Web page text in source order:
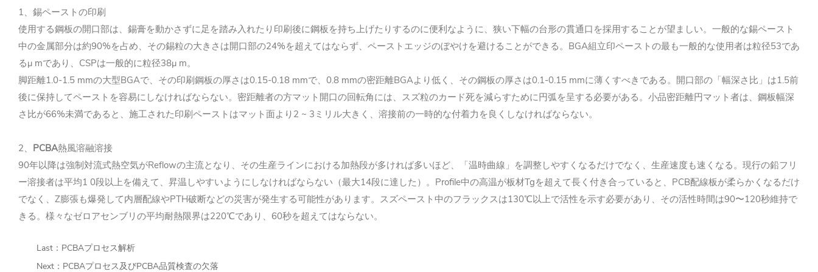
1、錫ペーストの印刷
使用する鋼板の開口部は、錫膏を動かさずに足を踏み入れたり印刷後に鋼板を持ち上げたりするのに便利なように、狭い下幅の台形の貫通口を採用することが望ましい。一般的な錫ペースト
中の金属部分は約90%を占め、その錫粒の大きさは開口部の24%を超えてはならず、ペーストエッジのぼやけを避けることができる。BGA組立印ペーストの最も一般的な使用者は粒径53であ
るμ mであり、CSPは一般的に粒径38μ m。
脚距離1.0-1.5 mmの大型BGAで、その印刷鋼板の厚さは0.15-0.18 mmで、0.8 mmの密距離BGAより低く、その鋼板の厚さは0.1-0.15 mmに薄くすべきである。開口部の「幅深さ比」は1.5前
後に保持してペーストを容易にしなければならない。密距離者の方マット開口の回転角には、スズ粒のカード死を減らすために円弧を呈する必要がある。小品密距離円マット者は、鋼板幅深
さ比が66%未満であると、施工された印刷ペーストはマット面より2 ~ 3ミリル大きく、溶接前の一時的な付着力を良くしなければならない。
2、 PCBA熱風溶融溶接
90年以降は強制対流式熱空気がReflowの主流となり、その生産ラインにおける加熱段が多ければ多いほど、「温時曲線」を調整しやすくなるだけでなく、生産速度も速くなる。現行の鉛フリ
ー溶接者は平均1 0段以上を備えて、昇温しやすいようにしなければならない（最大14段に達した）。Profile中の高温が板材Tgを超えて長く付き合っていると、PCB配線板が柔らかくなるだけ
でなく、Z膨張も爆発して内層配線やPTH破断などの災害が発生する可能性があります。スズペースト中のフラックスは130℃以上で活性を示す必要があり、その活性時間は90〜120秒維持で
きる。様々なゼロアセンブリの平均耐熱限界は220℃であり、60秒を超えてはならない。
Last： PCBAプロセス解析
Next： PCBAプロセス及びPCBA品質検査の欠落